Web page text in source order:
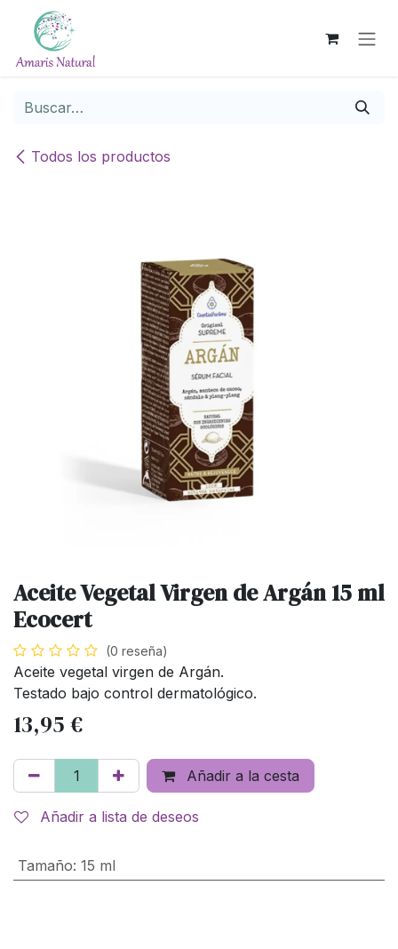
Ir al contenido
Todos los productos
Aceite Vegetal Virgen de Argán 15 ml
Ecocert
(0 reseña)
Aceite vegetal virgen de Argán.
Testado bajo control dermatológico.
13,95 €
Añadir a la cesta
Añadir a lista de deseos
Tamaño: 15 ml